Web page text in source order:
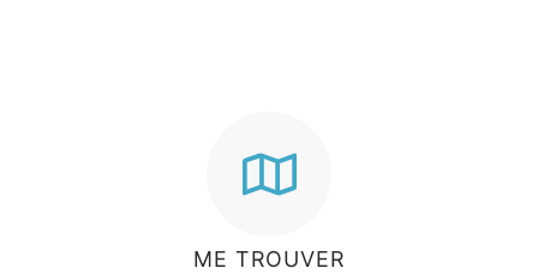
ME TROUVER